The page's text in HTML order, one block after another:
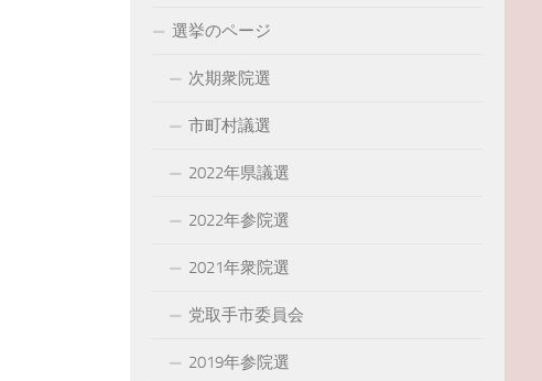
選挙のページ
次期衆院選
市町村議選
2022年県議選
2022年参院選
2021年衆院選
党取手市委員会
2019年参院選